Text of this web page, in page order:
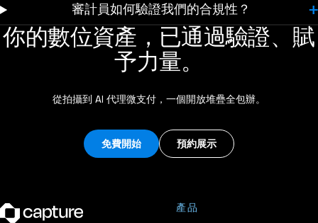
審計員如何驗證我們的合規性？
你的數位資產，已通過驗證、賦
予力量。
從拍攝到 AI 代理微支付，一個開放堆疊全包辦。
免費開始 預約展示
產品